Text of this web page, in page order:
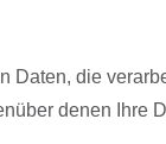
Daten, die
denen Ihre